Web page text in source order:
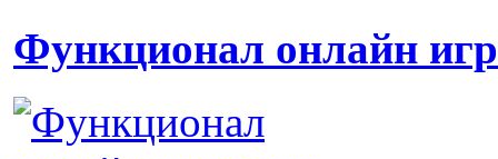
Функционал онлайн